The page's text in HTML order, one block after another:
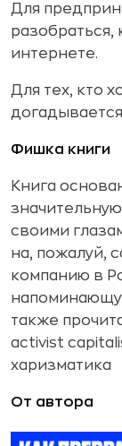
Для
интернете.
Для тех, кто
Фишка книги
Книга
своими
на, пожалуй,
компанию в
также
activist
харизматика
От автора